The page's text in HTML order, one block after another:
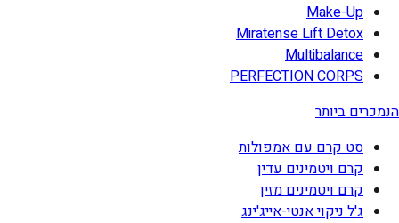
Make-Up
Miratense Lift Detox
Multibalance
PERFECTION CORPS
הנמכרים ביותר
סט קרם עם אמפולות
קרם ויטמינים עדין
קרם ויטמינים מזין
ג'ל ניקוי אנטי-אייג'ינג